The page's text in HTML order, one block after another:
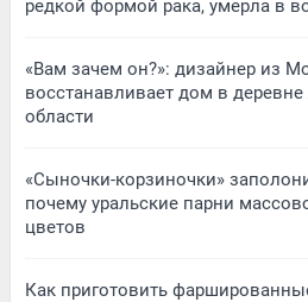
редкой формой рака, умерла в
«Вам зачем он?»: дизайнер из
восстанавливает дом в деревне
области
«Сыночки-корзиночки»
почему уральские парни
цветов
Как приготовить